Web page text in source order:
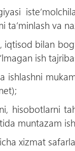
ta’minlash va
bilan
ish
ishlashni
hisobotlarni
muntazam
xizmat